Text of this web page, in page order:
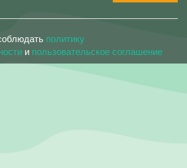
политику
и пользовательское соглашение